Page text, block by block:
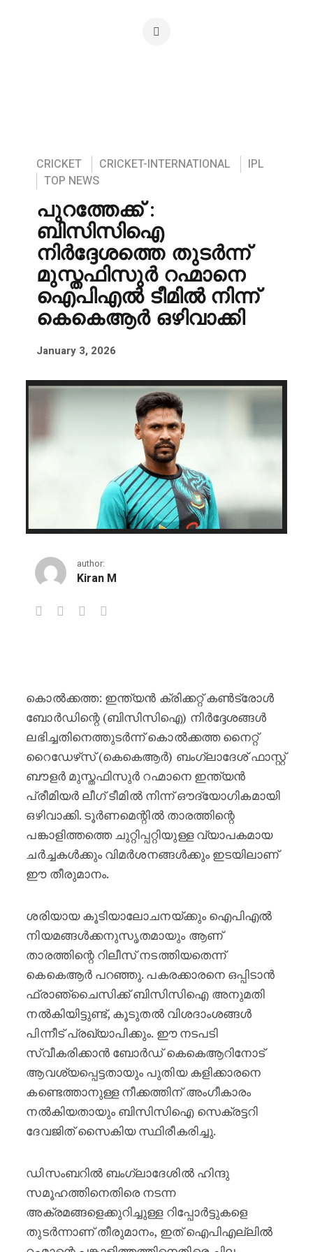
CRICKET CRICKET-INTERNATIONAL
IPL
TOP NEWS
പുറത്തേക്ക് :
ബിസിസിഐ
നിർദ്ദേശത്തെ തുടർന്ന്
മുസ്തഫിസുർ റഹ്മാനെ
ഐപിഎൽ ടീമിൽ നിന്ന്
കെകെആർ ഒഴിവാക്കി
January 3, 2026
author:
Kiran M
കൊൽക്കത്ത: ഇന്ത്യൻ ക്രിക്കറ്റ് കൺട്രോൾ
ബോർഡിന്റെ (ബിസിസിഐ) നിർദ്ദേശങ്ങൾ
ലഭിച്ചതിനെത്തുടർന്ന് കൊൽക്കത്ത നൈറ്റ്
റൈഡേഴ്‌സ് (കെകെആർ) ബംഗ്ലാദേശ് ഫാസ്റ്റ്
ബൗളർ മുസ്തഫിസുർ റഹ്മാനെ ഇന്ത്യൻ
പ്രീമിയർ ലീഗ് ടീമിൽ നിന്ന് ഔദ്യോഗികമായി
ഒഴിവാക്കി. ടൂർണമെന്റിൽ താരത്തിന്റെ
പങ്കാളിത്തത്തെ ചുറ്റിപ്പറ്റിയുള്ള വ്യാപകമായ
ചർച്ചകൾക്കും വിമർശനങ്ങൾക്കും ഇടയിലാണ്
ഈ തീരുമാനം.
ശരിയായ കൂടിയാലോചനയ്ക്കും ഐപിഎൽ
നിയമങ്ങൾക്കനുസൃതമായും ആണ്
താരത്തിന്റെ റിലീസ് നടത്തിയതെന്ന്
കെകെആർ പറഞ്ഞു. പകരക്കാരനെ ഒപ്പിടാൻ
ഫ്രാഞ്ചൈസിക്ക് ബിസിസിഐ അനുമതി
നൽകിയിട്ടുണ്ട്, കൂടുതൽ വിശദാംശങ്ങൾ
പിന്നീട് പ്രഖ്യാപിക്കും. ഈ നടപടി
സ്വീകരിക്കാൻ ബോർഡ് കെകെആറിനോട്
ആവശ്യപ്പെട്ടതായും പുതിയ കളിക്കാരനെ
കണ്ടെത്താനുള്ള നീക്കത്തിന് അംഗീകാരം
നൽകിയതായും ബിസിസിഐ സെക്രട്ടറി
ദേവജിത് സൈകിയ സ്ഥിരീകരിച്ചു.
ഡിസംബറിൽ ബംഗ്ലാദേശിൽ ഹിന്ദു
സമൂഹത്തിനെതിരെ നടന്ന
അക്രമങ്ങളെക്കുറിച്ചുള്ള റിപ്പോർട്ടുകളെ
തുടർന്നാണ് തീരുമാനം, ഇത് ഐപിഎല്ലിൽ